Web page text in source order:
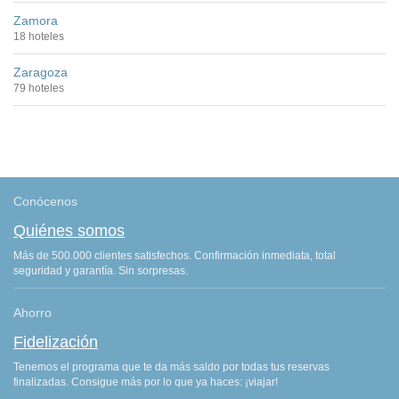
Zamora
18 hoteles
Zaragoza
79 hoteles
Conócenos
Quiénes somos
Más de 500.000 clientes satisfechos. Confirmación inmediata, total
seguridad y garantía. Sin sorpresas.
Ahorro
Fidelización
Tenemos el programa que te da más saldo por todas tus reservas
finalizadas. Consigue más por lo que ya haces: ¡viajar!